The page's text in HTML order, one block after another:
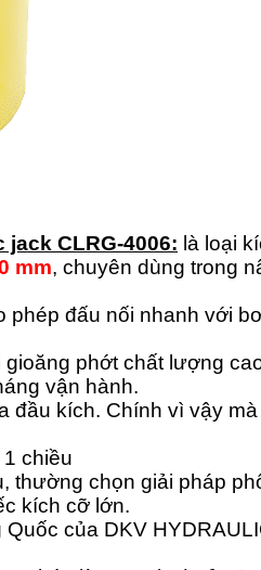
CLRG-4006: là loại
mm, chuyên dùng trong
phép đấu nối nhanh với
phớt chất lượng
vận hành.
đầu kích. Chính vì vậy
chiều
thường chọn giải pháp
kích cỡ lớn.
của DKV